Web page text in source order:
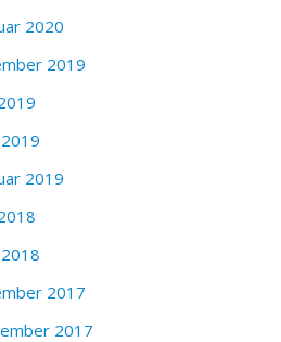
2020
2019
2019
2017
2017